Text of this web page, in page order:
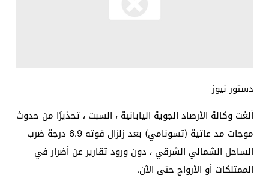
دستور نيوز
ألغت وكالة الأرصاد الجوية اليابانية ، السبت ، تحذيرًا من حدوث
موجات مد عاتية (تسونامي) بعد زلزال قوته 6.9 درجة ضرب
الساحل الشمالي الشرقي ، دون ورود تقارير عن أضرار في
الممتلكات أو الأرواح حتى الآن.